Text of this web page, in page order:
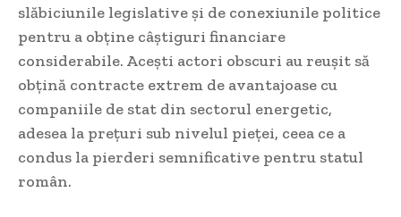
slăbiciunile legislative și de conexiunile politice
pentru a obține câștiguri financiare
considerabile. Acești actori obscuri au reușit să
obțină contracte extrem de avantajoase cu
companiile de stat din sectorul energetic,
adesea la prețuri sub nivelul pieței, ceea ce a
condus la pierderi semnificative pentru statul
român.